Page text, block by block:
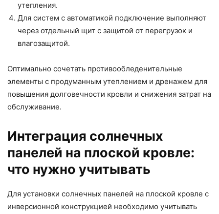
утепления.
Для систем с автоматикой подключение выполняют
через отдельный щит с защитой от перегрузок и
влагозащитой.
Оптимально сочетать противообледенительные
элементы с продуманным утеплением и дренажем для
повышения долговечности кровли и снижения затрат на
обслуживание.
Интеграция солнечных
панелей на плоской кровле:
что нужно учитывать
Для установки солнечных панелей на плоской кровле с
инверсионной конструкцией необходимо учитывать